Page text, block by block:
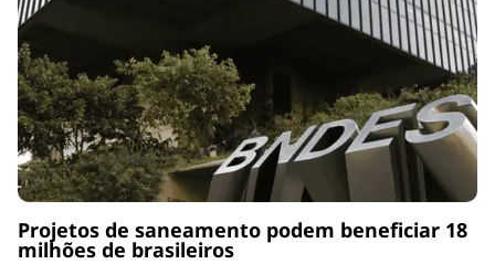
Projetos de saneamento podem beneficiar 18
milhões de brasileiros